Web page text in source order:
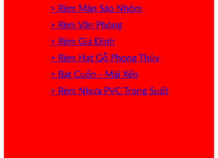
> Rèm Màn Sáo Nhôm
> Rèm Văn Phòng
> Rèm Gia Đình
> Rèm Hạt Gỗ Phong Thủy
> Bạt Cuốn - Mái Xếp
> Rèm Nhựa PVC Trong Suốt